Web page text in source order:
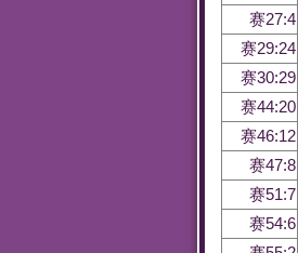
赛27:4
赛29:24
赛30:29
赛44:20
赛46:12
赛47:8
赛51:7
赛54:6